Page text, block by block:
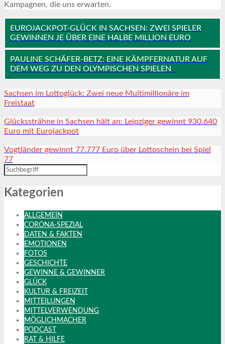
Kampagnen, die uns erwarten.
EUROJACKPOT-GLÜCK IN SACHSEN: ZWEI SPIELER
GEWINNEN JE ÜBER EINE HALBE MILLION EURO
PAULINE SCHÄFER-BETZ: EINE KÄMPFERNATUR AUF
DEM WEG ZU DEN OLYMPISCHEN SPIELEN
Sachsen im Lottoglück: Zwei neue Multimillionäre im
Freistaat
Glückssträhne in Sachsen hält an: Leipziger gewinnt 930.640
Euro mit Eurojackpot
Vogtländer gewinnt 77.777 Euro über Lottoschein bei Spiel
77
Kategorien
ALLGEMEIN
CORONA-SPEZIAL
DATEN & FAKTEN
EMOTIONEN
FOTOS
GESCHICHTE
GEWINNE & GEWINNER
GLÜCK
KULTUR & FREIZEIT
MITTEILUNGEN
MITTELVERWENDUNG
MÖGLICHMACHER
PODCAST
RAT & HILFE